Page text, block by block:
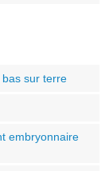
sur terre
embryonnaire